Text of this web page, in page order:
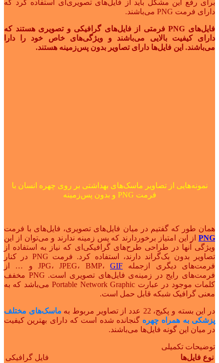
برای رفع این مشکل باید از فایل‌های تصویری‌ای استفاده کرد که
دارای فرمت PNG می‌باشند.
فایل‌های PNG فرمتی از فایل‌های گرافیکی و تصویری هستند که
دارای کیفیت بالایی می‌باشند و ویژگی‌های خاص خود را دارا
می‌باشند. این فایل‌ها دارای تصاویر بدون پس‌زمینه هستند.
نمونه‌هایی از تصاویر ماسک‌های بهداشتی بر روی چهره انسان با
فرمت PNG و بدون پس‌زمینه
همان طور که گفتیم در میان فایل‌های تصویری، فایل‌های با فرمت
PNG از این امتیاز برخوردارند که پس زمینه ندارند و می‌توان از این
ویژگی‌ آنها در طراحی طرح‌های گرافیکی‌ای که نیاز به استفاده از
تصاویر بدون بک‌گراند دارند، استفاده کرد. فرمت PNG در کنار
فرمت‌های دیگری ازجمله JPG، JPEG، BMP، GIF
و … از
فرمت‌های رایج در زمینه‌ی فایل‌های تصویری است. PNG مخفف
کلمات موجود در عبارت Portable Network Graphic می‌باشد که به
معنی گرافیک شبکه قابل حمل است.
در این بسته و پکیج، 22 عدد از تصاویر مربوط به
ماسک‌های مختلف
پزشکی به همراه چهره گنجانده شده است که دارای بهترین کیفیت
در میان این گونه فایل‌ها می‌باشند.
توضیحات تکمیلی
نوع فایل‌ها
فایل گرافیکی